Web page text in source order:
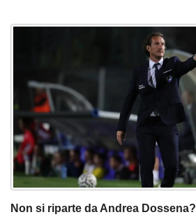
Non si riparte da Andrea Dossena?